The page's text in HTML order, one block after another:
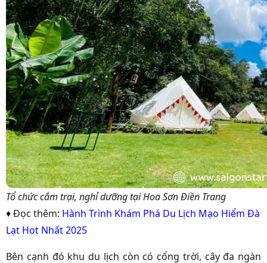
Tổ chức cắm trại, nghỉ dưỡng tại Hoa Sơn Điền Trang
♦ Đọc thêm: Hành Trình Khám Phá Du Lịch Mạo Hiểm Đà
Lạt Hot Nhất 2025
Bên cạnh đó khu du lịch còn có cổng trời, cây đa ngàn